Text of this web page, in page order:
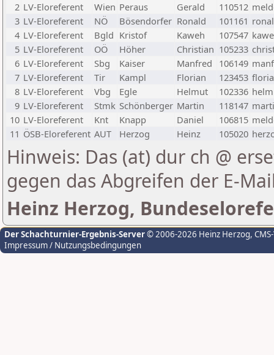
2 LV-Eloreferent Wien Peraus Gerald 110512
3 LV-Eloreferent NÖ Bösendorfer Ronald 101161
4 LV-Eloreferent Bgld Kristof Kaweh 107547
5 LV-Eloreferent OÖ Höher Christian 105233
6 LV-Eloreferent Sbg Kaiser Manfred 106149
7 LV-Eloreferent Tir Kampl Florian 123453
8 LV-Eloreferent Vbg Egle Helmut 102336
9 LV-Eloreferent Stmk Schönberger Martin 118147
10 LV-Eloreferent Knt Knapp Daniel 106815
11 ÖSB-Eloreferent AUT Herzog Heinz 105020
Hinweis: Das (at) dur ch @
gegen das Abgreifen der E-
Heinz Herzog,
Der Schachturnier-Ergebnis-Server© 2006-2026 Heinz Herzog,
Impressum / Nutzungsbedingungen